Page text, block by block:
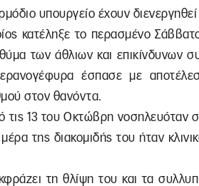
υπουργείο έχουν διενεργηθεί
κατέληξε το περασμένο
των άθλιων και επικίνδυνων
έσπασε με
στον θανόντα.
τις 13 του Οκτώβρη νοσηλευόταν
της διακομιδής του ήταν
τη θλίψη του και τα